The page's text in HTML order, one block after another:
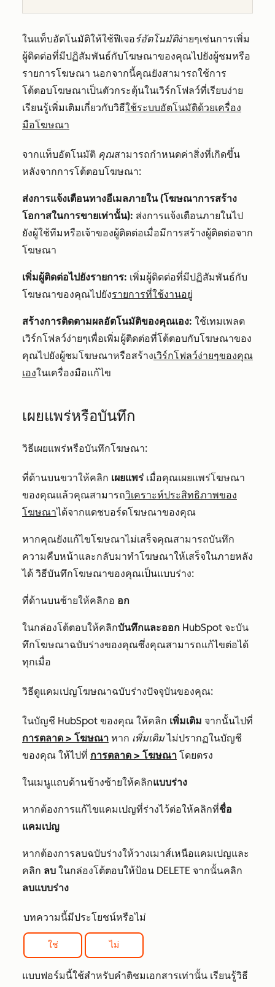
ในแท็บอัตโนมัติให้ใช้ฟีเจอร์อัตโนมัติง่ายๆเช่นการเพิ่ม
ผู้ติดต่อที่มีปฏิสัมพันธ์กับโฆษณาของคุณไปยังผู้ชมหรือ
รายการโฆษณา นอกจากนี้คุณยังสามารถใช้การ
โต้ตอบโฆษณาเป็นตัวกระตุ้นในเวิร์กโฟลว์ที่เรียบง่าย
เรียนรู้เพิ่มเติมเกี่ยวกับวิธีใช้ระบบอัตโนมัติด้วยเครื่อง
มือโฆษณา
จากแท็บอัตโนมัติ คุณสามารถกำหนดค่าสิ่งที่เกิดขึ้น
หลังจากการโต้ตอบโฆษณา:
ส่งการแจ้งเตือนทางอีเมลภายใน (โฆษณาการสร้าง
โอกาสในการขายเท่านั้น): ส่งการแจ้งเตือนภายในไป
ยังผู้ใช้ทีมหรือเจ้าของผู้ติดต่อเมื่อมีการสร้างผู้ติดต่อจาก
โฆษณา
เพิ่มผู้ติดต่อไปยังรายการ: เพิ่มผู้ติดต่อที่มีปฏิสัมพันธ์กับ
โฆษณาของคุณไปยังรายการที่ใช้งานอยู่
สร้างการติดตามผลอัตโนมัติของคุณเอง: ใช้เทมเพลต
เวิร์กโฟลว์ง่ายๆเพื่อเพิ่มผู้ติดต่อที่โต้ตอบกับโฆษณาของ
คุณไปยังผู้ชมโฆษณาหรือสร้างเวิร์กโฟลว์ง่ายๆของคุณ
เองในเครื่องมือแก้ไข
เผยแพร่หรือบันทึก
วิธีเผยแพร่หรือบันทึกโฆษณา:
ที่ด้านบนขวาให้คลิก เผยแพร่ เมื่อคุณเผยแพร่โฆษณา
ของคุณแล้วคุณสามารถวิเคราะห์ประสิทธิภาพของ
โฆษณาได้จากแดชบอร์ดโฆษณาของคุณ
หากคุณยังแก้ไขโฆษณาไม่เสร็จคุณสามารถบันทึก
ความคืบหน้าและกลับมาทำโฆษณาให้เสร็จในภายหลัง
ได้ วิธีบันทึกโฆษณาของคุณเป็นแบบร่าง:
ที่ด้านบนซ้ายให้คลิกอ อก
ในกล่องโต้ตอบให้คลิกบันทึกและออก HubSpot จะบัน
ทึกโฆษณาฉบับร่างของคุณซึ่งคุณสามารถแก้ไขต่อได้
ทุกเมื่อ
วิธีดูแคมเปญโฆษณาฉบับร่างปัจจุบันของคุณ:
ในบัญชี HubSpot ของคุณ ให้คลิก เพิ่มเติม จากนั้นไปที่
การตลาด > โฆษณา หาก เพิ่มเติมไม่ปรากฏในบัญชี
ของคุณ ให้ไปที่ การตลาด > โฆษณา โดยตรง
ในเมนูแถบด้านข้างซ้ายให้คลิกแบบร่าง
หากต้องการแก้ไขแคมเปญที่ร่างไว้ต่อให้คลิกที่ชื่อ
แคมเปญ
หากต้องการลบฉบับร่างให้วางเมาส์เหนือแคมเปญและ
คลิก ลบ ในกล่องโต้ตอบให้ป้อน DELETE จากนั้นคลิก
ลบแบบร่าง
บทความนี้มีประโยชน์หรือไม่
ใช่ ไม่
แบบฟอร์มนี้ใช้สำหรับคำติชมเอกสารเท่านั้น เรียนรู้วิธี